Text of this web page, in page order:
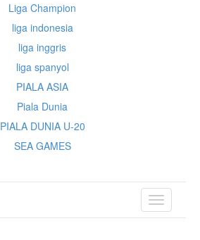
Liga Champion
liga indonesia
liga inggris
liga spanyol
PIALA ASIA
Piala Dunia
PIALA DUNIA U-20
SEA GAMES
TOGGLE